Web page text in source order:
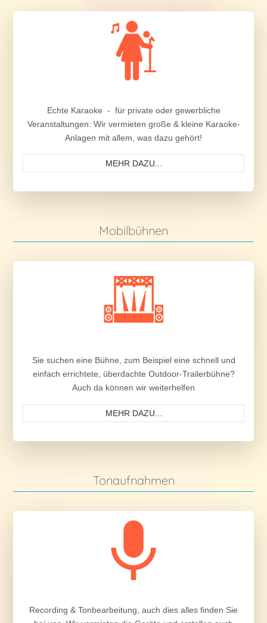
Echte Karaoke - für private oder gewerbliche
Veranstaltungen: Wir vermieten große & kleine Karaoke-
Anlagen mit allem, was dazu gehört!
MEHR DAZU...
Mobilbühnen
Sie suchen eine Bühne, zum Beispiel eine schnell und
einfach errichtete, überdachte Outdoor-Trailerbühne?
Auch da können wir weiterhelfen
MEHR DAZU...
Tonaufnahmen
Recording & Tonbearbeitung, auch dies alles finden Sie